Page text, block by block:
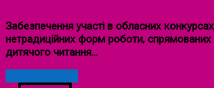
Забезпечення участі в обласних
нетрадиційних форм роботи, спрямованих
дитячого читання…